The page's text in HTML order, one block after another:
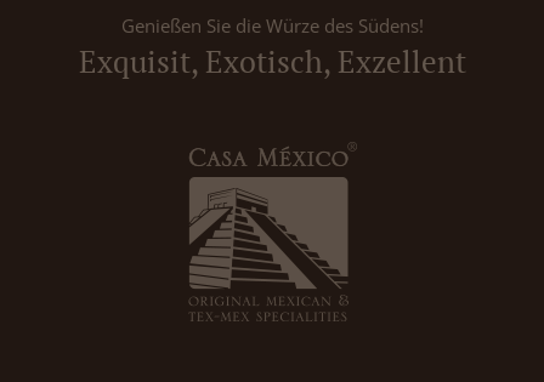
Genießen Sie die Würze des Südens!
Exquisit, Exotisch, Exzellent